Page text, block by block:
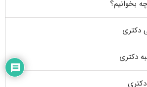
بخوانیم؟
دکتری
دکتری